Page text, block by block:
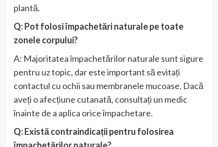
plantă.
Q: Pot folosi împachetări naturale pe toate
zonele corpului?
A: Majoritatea împachetărilor naturale sunt sigure
pentru uz topic, dar este important să evitați
contactul cu ochii sau membranele mucoase. Dacă
aveți o afecțiune cutanată, consultați un medic
înainte de a aplica orice împachetare.
Q: Există contraindicații pentru folosirea